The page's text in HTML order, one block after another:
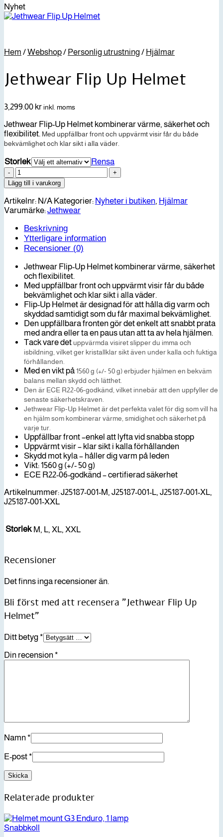
Nyhet
Hem /Webshop/ Personlig utrustning/ Hjälmar
Jethwear Flip Up Helmet
3,299.00 krinkl. moms
Jethwear Flip-Up Helmet kombinerar värme, säkerhet och
flexibilitet. Med uppfällbar front och uppvärmt visir får du både
bekvämlighet och klar sikt i alla väder.
Storlek
Rensa
Jethwear
Flip
Up
Helmet
mängd
Lägg till i varukorg
Artikelnr: N/A Kategorier: Nyheter i butiken, Hjälmar
Varumärke:Jethwear
Beskrivning
Ytterligare information
Recensioner (0)
Jethwear Flip-Up Helmet kombinerar värme, säkerhet
och flexibilitet.
Med uppfällbar front och uppvärmt visir får du både
bekvämlighet och klar sikt i alla väder.
Flip-Up Helmet är designad för att hålla dig varm och
skyddad samtidigt som du får maximal bekvämlighet.
Den uppfällbara fronten gör det enkelt att snabbt prata
med andra eller ta en paus utan att ta av hela hjälmen.
Tack vare det uppvärmda visiretslipper du imma och
isbildning, vilket ger kristallklar sikt även under kalla och fuktiga
förhållanden.
Med en vikt på1560 g (+/- 50 g)erbjuder hjälmen en bekväm
balans mellan skydd och lätthet.
Den är ECE R22-06-godkänd , vilket innebär att den uppfyller de
senaste säkerhetskraven.
Jethwear Flip-Up Helmet är det perfekta valet för dig som vill ha
en hjälm som kombinerar värme, smidighet och säkerhet på
varje tur.
Uppfällbar front –enkel att lyfta vid snabba stopp
Uppvärmt visir – klar sikt i kalla förhållanden
Skydd mot kyla – håller dig varm på leden
Vikt: 1560 g (+/- 50 g)
ECE R22-06-godkänd – certifierad säkerhet
Artikelnummer: J25187-001-M, J25187-001-L, J25187-001-XL,
J25187-001-XXL
Storlek M, L, XL, XXL
Recensioner
Det finns inga recensioner än.
Bli först med att recensera ”Jethwear Flip Up
Helmet”
Ditt betyg*
Din recension*
Namn*
E-post*
Relaterade produkter
Snabbkoll